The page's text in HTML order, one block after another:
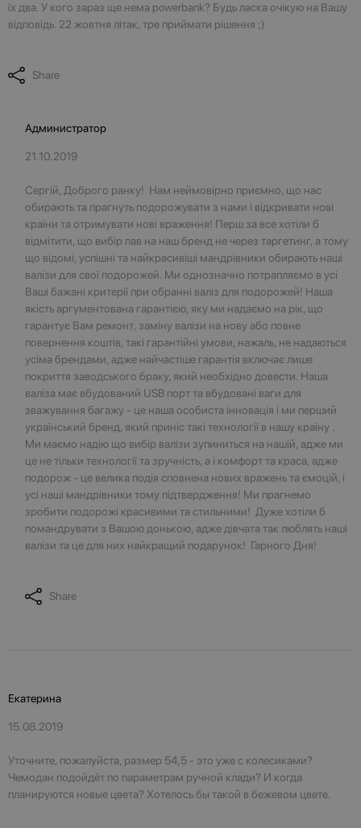
їх два. У кого зараз ще нема powerbank? Будь ласка очікую на Вашу
відповідь. 22 жовтня літак, тре приймати рішення ;)
Share
Администратор
21.10.2019
Сергій, Доброго ранку! Нам неймовірно приємно, що нас
обирають та прагнуть подорожувати з нами і відкривати нові
країни та отримувати нові враження! Перш за все хотіли б
відмітити, що вибір пав на наш бренд не через таргетинг, а тому
що відомі, успішні та найкрасивіші мандрівники обирають наші
валізи для свої подорожей. Ми однозначно потрапляємо в усі
Ваші бажані критерії при обранні валіз для подорожей! Наша
якість аргументована гарантією, яку ми надаємо на рік, що
гарантує Вам ремонт, заміну валізи на нову або повне
повернення коштів, такі гарантійні умови, нажаль, не надаються
усіма брендами, адже найчастіше гарантія включає лише
покриття заводського браку, який необхідно довести. Наша
валіза має вбудований USB порт та вбудовані ваги для
зважування багажу - це наша особиста інновація і ми перший
український бренд, який приніс такі технології в нашу країну .
Ми маємо надію що вибір валізи зупиниться на нашій, адже ми
це не тільки технології та зручність, а і комфорт та краса, адже
подорож - це велика подія сповнена нових вражень та ємоцій, і
усі наші мандрівники тому підтвердження! Ми прагнемо
зробити подорожі красивими та стильними! Дуже хотіли б
помандрувати з Вашою донькою, адже дівчата так люблять наші
валізи та це для них найкращий подарунок! Гарного Дня!
Share
Екатерина
15.08.2019
Уточните, пожалуйста, размер 54,5 - это уже с колесиками?
Чемодан подойдёт по параметрам ручной клади? И когда
планируются новые цвета? Хотелось бы такой в бежевом цвете.